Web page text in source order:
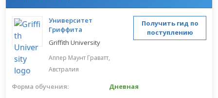
Университет
Гриффита
Griffith University
Аппер Маунт Граватт,
Австралия
Получить гид по
поступлению
Форма обучения:
Дневная